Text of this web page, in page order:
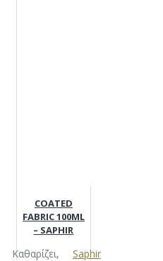
COATED
FABRIC 100ML
– SAPHIR
Καθαρίζει,
Saphir